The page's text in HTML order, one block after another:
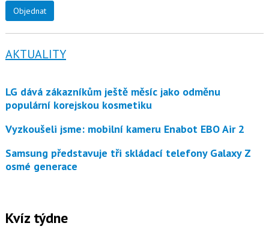
Objednat
AKTUALITY
LG dává zákazníkům ještě měsíc jako odměnu
populární korejskou kosmetiku
Vyzkoušeli jsme: mobilní kameru Enabot EBO Air 2
Samsung představuje tři skládací telefony Galaxy Z
osmé generace
Kvíz týdne